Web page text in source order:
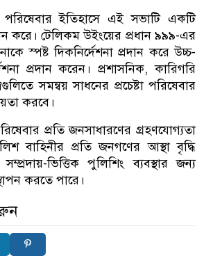
ইতিহাসে এই সভাটি একটি
করে। টেলিকম উইংয়ের প্রধান ৯৯৯-এর
স্পষ্ট দিকনির্দেশনা প্রদান করে উচ্চ-
প্রদান করেন। প্রশাসনিক, কারিগরি
সমন্বয় সাধনের প্রচেষ্টা পরিষেবার
করবে।
প্রতি জনসাধারণের গ্রহণযোগ্যতা
বাহিনীর প্রতি জনগণের আস্থা বৃদ্ধি
ভিত্তিক পুলিশিং ব্যবস্থার জন্য
করতে পারে।